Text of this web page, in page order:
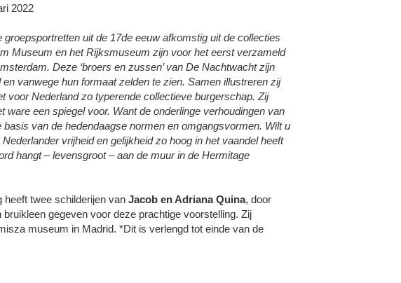
2022
groepsportretten uit de 17de eeuw afkomstig uit de collecties
Museum en het Rijksmuseum zijn voor het eerst verzameld
Deze ‘broers en zussen’ van De Nachtwacht zijn
en vanwege hun formaat zelden te zien. Samen illustreren zij
voor Nederland zo typerende collectieve burgerschap. Zij
ware een spiegel voor. Want de onderlinge verhoudingen van
basis van de hedendaagse normen en omgangsvormen. Wilt u
vrijheid en gelijkheid zo hoog in het vaandel heeft
hangt – levensgroot – aan de muur in de Hermitage
heeft twee schilderijen vanJacob en Adriana Quina, door
bruikleen gegeven voor deze prachtige voorstelling. Zij
museum in Madrid. *Dit is verlengd tot einde van de